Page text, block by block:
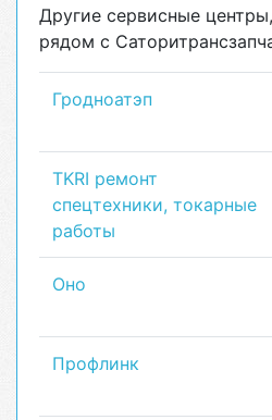
Другие сервисные
рядом с
Гродноатэп
TKRI ремонт
спецтехники, токарные
работы
Оно
Профлинк